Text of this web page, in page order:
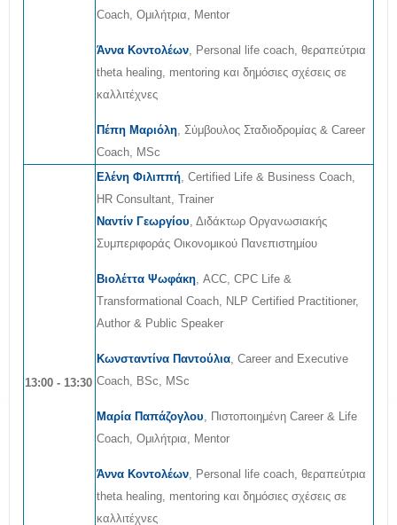
Coach, Ομιλήτρια, Mentor
Άννα Κοντολέων, Personal life coach, θεραπεύτρια
theta healing, mentoring και δημόσιες σχέσεις σε
καλλιτέχνες
Πέπη Μαριόλη, Σύμβουλος Σταδιοδρομίας & Career
Coach, MSc
13:00 - 13:30
Ελένη Φιλιππή, Certified Life & Business Coach,
HR Consultant, Trainer
Ναντίν Γεωργίου, Διδάκτωρ Οργανωσιακής
Συμπεριφοράς Οικονομικού Πανεπιστημίου
Βιολέττα Ψωφάκη, ACC, CPC Life &
Transformational Coach, NLP Certified Practitioner,
Author & Public Speaker
Κωνσταντίνα Παντούλια, Career and Executive
Coach, BSc, MSc
Μαρία Παπάζογλου, Πιστοποιημένη Career & Life
Coach, Ομιλήτρια, Mentor
Άννα Κοντολέων, Personal life coach, θεραπεύτρια
theta healing, mentoring και δημόσιες σχέσεις σε
καλλιτέχνες